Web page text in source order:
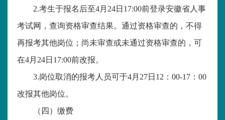
2.考生于报名后至4月24日17:00前登录安徽省人事
考试网，查询资格审查结果。通过资格审查的，不得
再报考其他岗位；尚未审查或未通过资格审查的，可
在4月24日17:00前改报。
3.岗位取消的报考人员可于4月27日12：00-17：00
改报其他岗位。
（四）缴费